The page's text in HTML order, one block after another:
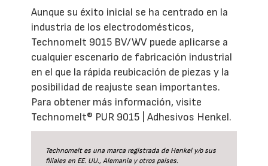
Aunque su éxito inicial se ha centrado en la
industria de los electrodomésticos,
Technomelt 9015 BV/WV puede aplicarse a
cualquier escenario de fabricación industrial
en el que la rápida reubicación de piezas y la
posibilidad de reajuste sean importantes.
Para obtener más información, visite
Technomelt® PUR 9015 | Adhesivos Henkel.
Technomelt es una marca registrada de Henkel y/o sus
filiales en EE. UU., Alemania y otros países.